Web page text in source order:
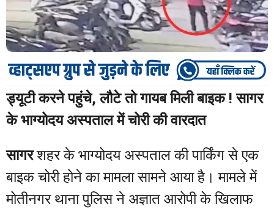
ड्यूटी करने पहुंचे, लौटे तो गायब मिली बाइक ! सागर
के भाग्योदय अस्पताल में चोरी की वारदात
सागरशहर के भाग्योदय अस्पताल की पार्किंग से एक
बाइक चोरी होने का मामला सामने आया है। मामले में
मोतीनगर थाना पुलिस ने अज्ञात आरोपी के खिलाफ